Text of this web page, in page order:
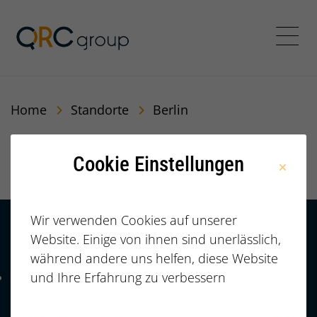
QRC Personalberatung
Home Standorte Berlin
Berlin
Kontakt
+49 (0)
911/23733277
Telefonnummer: 4 9 0 9 1 1 2 3 7 3 3 2 7 7
HÄUFIGE FRAGEN |
FAQ
Cookie Einstellungen
Wir verwenden Cookies auf unserer
Website. Einige von ihnen sind unerlässlich,
während andere uns helfen, diese Website
und Ihre Erfahrung zu verbessern